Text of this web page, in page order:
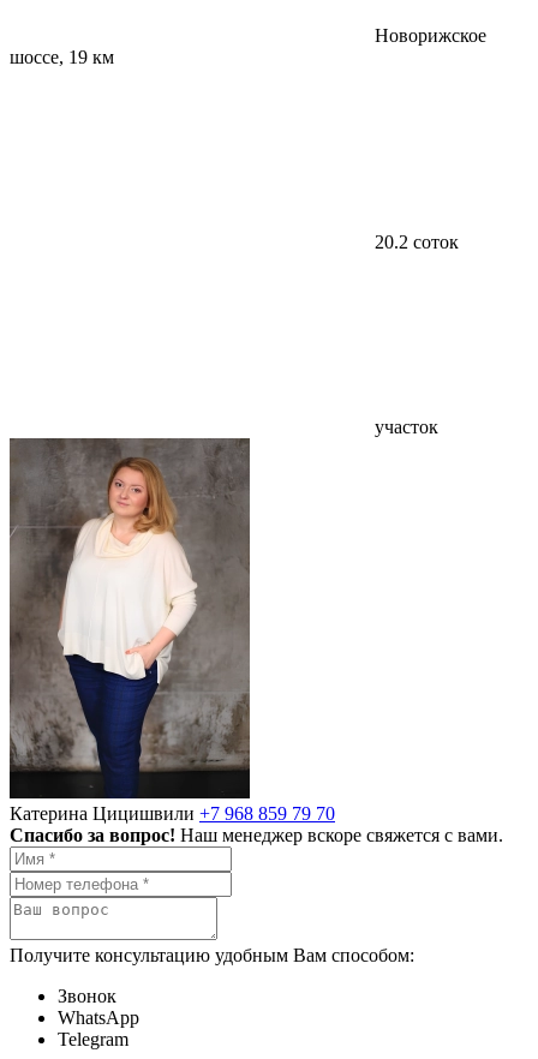
Новорижское
шоссе, 19 км
20.2 соток
участок
Катерина Цицишвили +7 968 859 79 70
Спасибо за вопрос! Наш менеджер вскоре свяжется с вами.
Получите консультацию удобным Вам способом:
Звонок
WhatsApp
Telegram